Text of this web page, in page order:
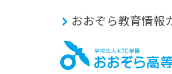
おおぞら教育情報